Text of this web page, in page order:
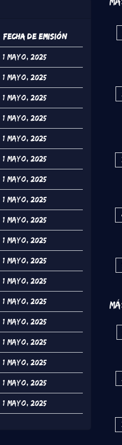
Fecha de Emisión
1 Mayo, 2025
1 Mayo, 2025
1 Mayo, 2025
1 Mayo, 2025
1 Mayo, 2025
1 Mayo, 2025
1 Mayo, 2025
1 Mayo, 2025
1 Mayo, 2025
1 Mayo, 2025
1 Mayo, 2025
1 Mayo, 2025
1 Mayo, 2025
1 Mayo, 2025
1 Mayo, 2025
1 Mayo, 2025
1 Mayo, 2025
1 Mayo, 2025